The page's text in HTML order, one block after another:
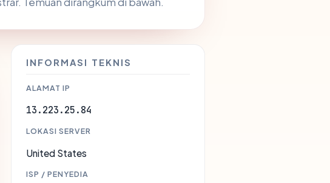
INFORMASI TEKNIS
ALAMAT IP
13.223.25.84
LOKASI SERVER
United States
ISP / PENYEDIA